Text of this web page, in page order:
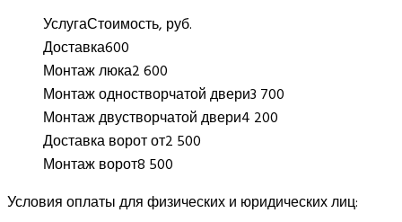
УслугаСтоимость, руб.
Доставка600
Монтаж люка2 600
Монтаж одностворчатой двери3 700
Монтаж двустворчатой двери4 200
Доставка ворот от2 500
Монтаж ворот8 500
Условия оплаты для физических и юридических лиц: